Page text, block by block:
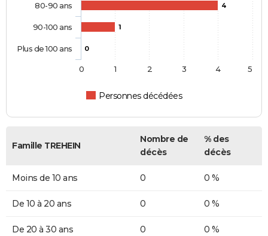
4
1
0
Personnes décédées
80-90 ans
90-100 ans
Plus de 100 ans
0 1 2 3 4 5
Famille TREHEIN
Nombre de
décès
% des
décès
Moins de 10 ans 0 0 %
De 10 à 20 ans 0 0 %
De 20 à 30 ans 0 0 %